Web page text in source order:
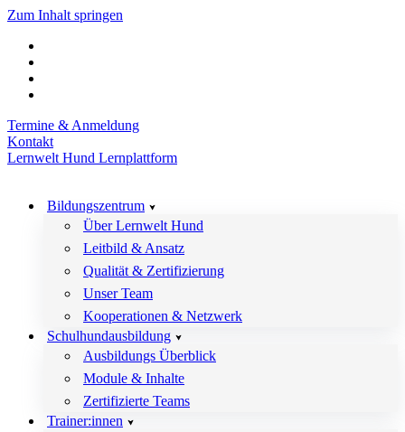
Zum Inhalt springen
Termine & Anmeldung
Kontakt
Lernwelt Hund Lernplattform
Bildungszentrum
Über Lernwelt Hund
Leitbild & Ansatz
Qualität & Zertifizierung
Unser Team
Kooperationen & Netzwerk
Schulhundausbildung
Ausbildungs Überblick
Module & Inhalte
Zertifizierte Teams
Trainer:innen